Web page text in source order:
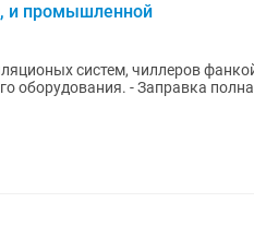
и промышленной
систем, чиллеров
полная R410a,